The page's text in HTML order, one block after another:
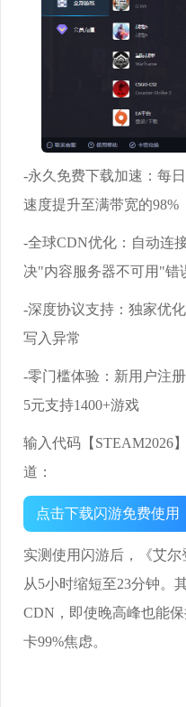
-永久免费下载加速：每
速度提升至满带宽的98%
-全球CDN优化：自动连
决"内容服务器不可用"错
-深度协议支持：独家优
写入异常
-零门槛体验：新用户注
5元支持1400+游戏
输入代码【STEAM2026
道：
点击下载闪游免费使用
实测使用闪游后，《艾
从5小时缩短至23分钟。
CDN，即使晚高峰也能
卡99%焦虑。